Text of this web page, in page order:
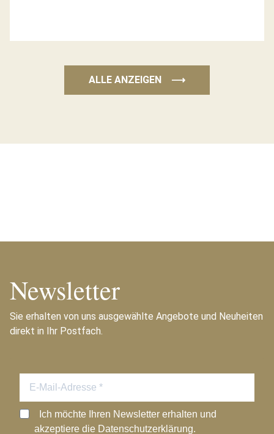
ALLE ANZEIGEN ⟶
Newsletter
Sie erhalten von uns ausgewählte Angebote und Neuheiten
direkt in Ihr Postfach.
Ich möchte Ihren Newsletter erhalten und
akzeptiere die Datenschutzerklärung.